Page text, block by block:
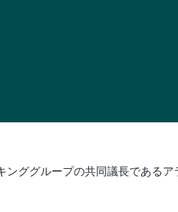
ググループの共同議長である